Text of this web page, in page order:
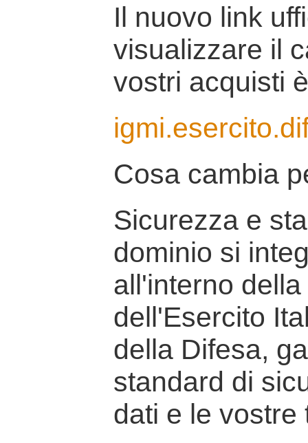
Il nuovo link
visualizzare il
vostri acquisti
Cosa cambia
Sicurezza e
dominio si
all'interno
dell'Esercito
della Difesa,
standard di
dati e le vostre